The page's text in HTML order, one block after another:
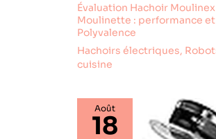
notre
Évaluation Hachoir Moulinex
Moulinette : performance et
Polyvalence
Hachoirs électriques,
cuisine
Août
18